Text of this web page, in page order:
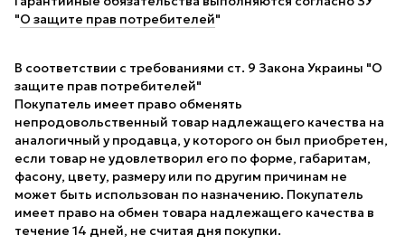
"О защите прав потребителей"
В соответствии с требованиями ст. 9 Закона Украины "О
защите прав потребителей"
Покупатель имеет право обменять
непродовольственный товар надлежащего качества на
аналогичный у продавца, у которого он был приобретен,
если товар не удовлетворил его по форме, габаритам,
фасону, цвету, размеру или по другим причинам не
может быть использован по назначению. Покупатель
имеет право на обмен товара надлежащего качества в
течение 14 дней, не считая дня покупки.